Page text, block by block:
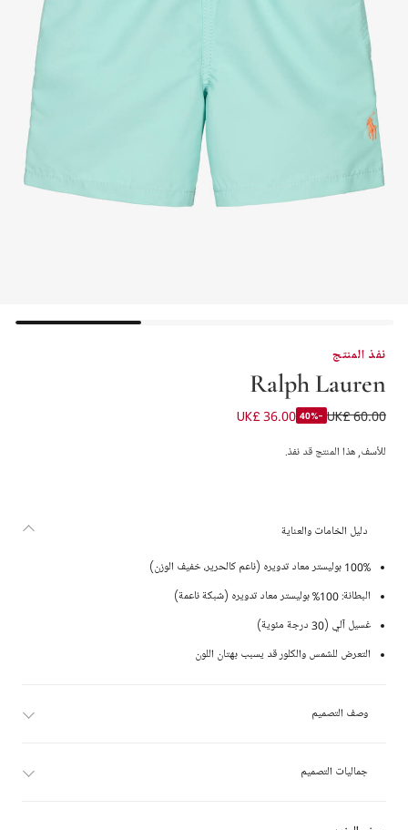
نفذ المنتج
Ralph Lauren
شورت سباحة بشعار المهر لون أزرق تركواز للأولاد
UK£ 60.00
-40%
UK£ 36.00
للأسف, هذا المنتج قد نفذ.
دليل الخامات والعناية
100% بوليستر معاد تدويره (ناعم كالحرير، خفيف الوزن)
البطانة: 100% بوليستر معاد تدويره (شبكة ناعمة)
غسيل آلي (30 درجة مئوية)
التعرض للشمس والكلور قد يسبب بهتان اللون
وصف التصميم
جماليات التصميم